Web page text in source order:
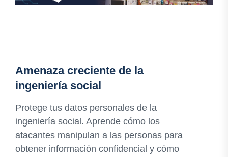
Amenaza creciente de la
ingeniería social
Protege tus datos personales de la
ingeniería social. Aprende cómo los
atacantes manipulan a las personas para
obtener información confidencial y cómo